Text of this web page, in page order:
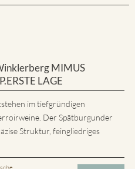
MIMUS
LAGE
im tiefgründigen
Der Spätburgunder
Struktur, feingliedriges